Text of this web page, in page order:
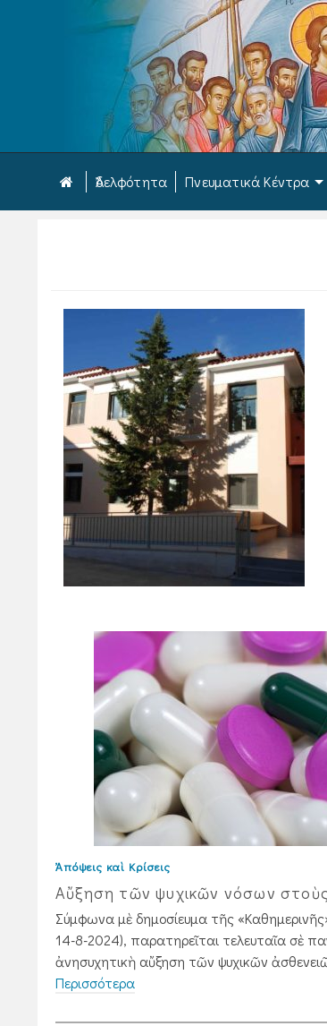
Ἀδελφότητα Πνευματικά Κέντρα
Ἀπόψεις καὶ Κρίσεις
Αὔξηση τῶν ψυχικῶν νόσων
Σύμφωνα μὲ δημοσίευμα τῆς
14-8-2024), παρατηρεῖται τελευταῖα σὲ
ἀνησυχητικὴ αὔξηση τῶν ψυχικῶν
Περισσότερα